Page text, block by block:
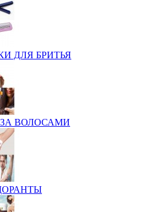
ДЛЯ БРИТЬЯ
ВОЛОСАМИ